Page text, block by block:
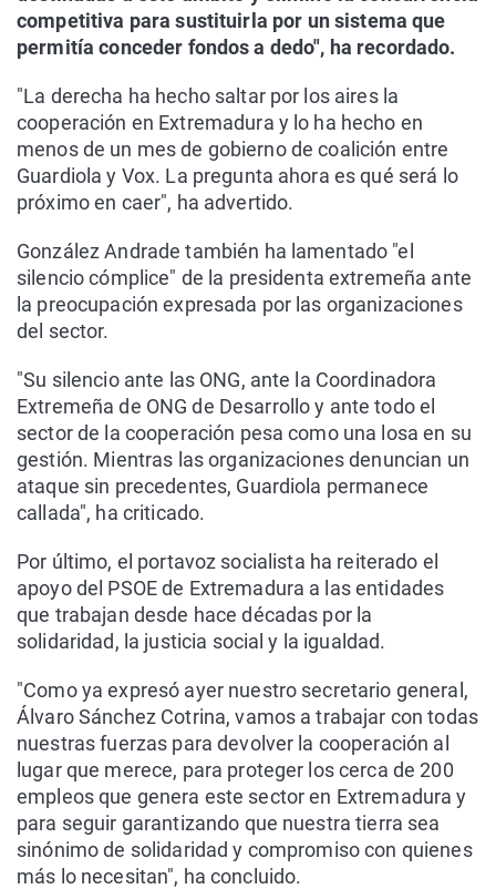
competitiva para sustituirla por un sistema que
permitía conceder fondos a dedo", ha recordado.
"La derecha ha hecho saltar por los aires la
cooperación en Extremadura y lo ha hecho en
menos de un mes de gobierno de coalición entre
Guardiola y Vox. La pregunta ahora es qué será lo
próximo en caer", ha advertido.
González Andrade también ha lamentado "el
silencio cómplice" de la presidenta extremeña ante
la preocupación expresada por las organizaciones
del sector.
"Su silencio ante las ONG, ante la Coordinadora
Extremeña de ONG de Desarrollo y ante todo el
sector de la cooperación pesa como una losa en su
gestión. Mientras las organizaciones denuncian un
ataque sin precedentes, Guardiola permanece
callada", ha criticado.
Por último, el portavoz socialista ha reiterado el
apoyo del PSOE de Extremadura a las entidades
que trabajan desde hace décadas por la
solidaridad, la justicia social y la igualdad.
"Como ya expresó ayer nuestro secretario general,
Álvaro Sánchez Cotrina, vamos a trabajar con todas
nuestras fuerzas para devolver la cooperación al
lugar que merece, para proteger los cerca de 200
empleos que genera este sector en Extremadura y
para seguir garantizando que nuestra tierra sea
sinónimo de solidaridad y compromiso con quienes
más lo necesitan", ha concluido.